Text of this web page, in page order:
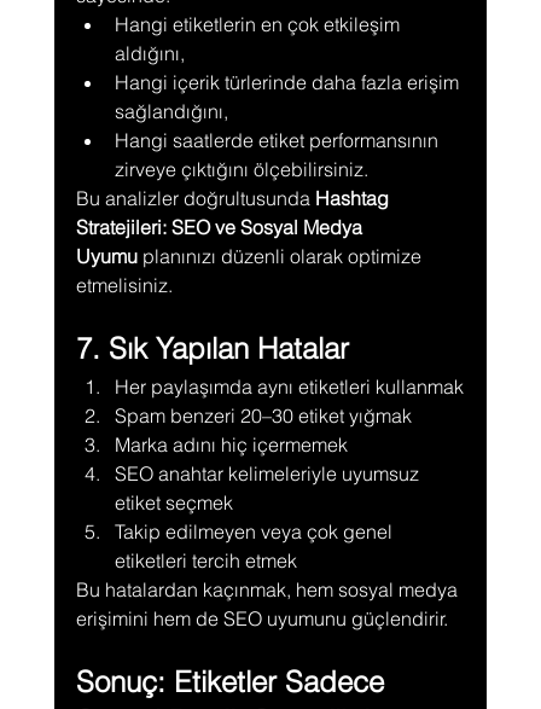
Hangi etiketlerin en çok etkileşim
aldığını,
Hangi içerik türlerinde daha fazla erişim
sağlandığını,
Hangi saatlerde etiket performansının
zirveye çıktığını ölçebilirsiniz.
Bu analizler doğrultusunda Hashtag
Stratejileri: SEO ve Sosyal Medya
Uyumu planınızı düzenli olarak optimize
etmelisiniz.
7. Sık Yapılan Hatalar
Her paylaşımda aynı etiketleri kullanmak
Spam benzeri 20–30 etiket yığmak
Marka adını hiç içermemek
SEO anahtar kelimeleriyle uyumsuz
etiket seçmek
Takip edilmeyen veya çok genel
etiketleri tercih etmek
Bu hatalardan kaçınmak, hem sosyal medya
erişimini hem de SEO uyumunu güçlendirir.
Sonuç: Etiketler Sadece